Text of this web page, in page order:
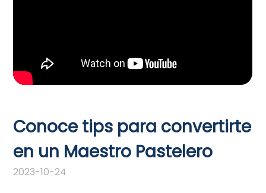
Conoce tips para convertirte
en un Maestro Pastelero
2023-10-24